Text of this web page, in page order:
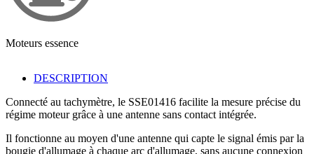
Moteurs essence
DESCRIPTION
Connecté au tachymètre, le SSE01416 facilite la mesure précise du
régime moteur grâce à une antenne sans contact intégrée.
Il fonctionne au moyen d'une antenne qui capte le signal émis par la
bougie d'allumage à chaque arc d'allumage, sans aucune connexion